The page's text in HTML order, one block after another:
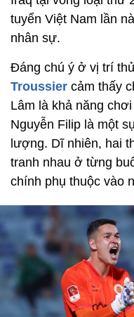
tuyển Việt Nam lần
nhân sự.
Đáng chú ý ở vị trí
Troussier cảm thấy
Lâm là khả năng
Nguyễn Filip là một
lượng. Dĩ nhiên, hai
tranh nhau ở từng
chính phụ thuộc vào